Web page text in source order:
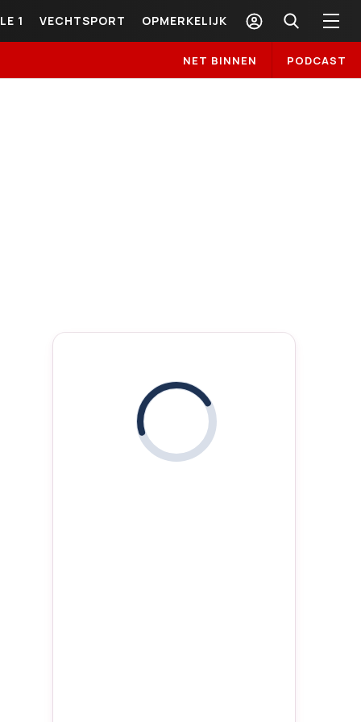
1 VECHTSPORT OPMERKELIJK
NET BINNEN PODCAST